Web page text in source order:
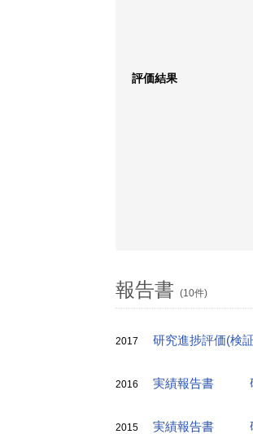
評価結果
報告書 (10件)
2017 研究進捗評価(検
2016 実績報告書
2015 実績報告書